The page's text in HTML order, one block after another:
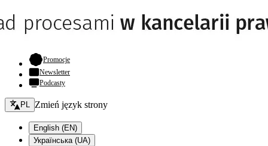
Promocje- otwiera się w nowej karcie
Newsletter
Podcasty
Zmień język - bieżący:
PL Zmień język strony
English (EN)
Українська (UA)